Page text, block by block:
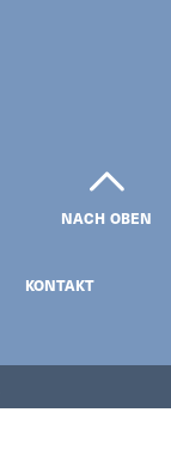
NACH OBEN
KONTAKT